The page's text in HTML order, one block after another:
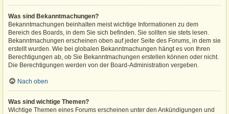
Was sind Bekanntmachungen?
Bekanntmachungen beinhalten meist wichtige Informationen zu dem
Bereich des Boards, in dem Sie sich befinden. Sie sollten sie stets lesen.
Bekanntmachungen erscheinen oben auf jeder Seite des Forums, in dem sie
erstellt wurden. Wie bei globalen Bekanntmachungen hängt es von Ihren
Berechtigungen ab, ob Sie Bekanntmachungen erstellen können oder nicht.
Die Berechtigungen werden von der Board-Administration vergeben.
Nach oben
Was sind wichtige Themen?
Wichtige Themen eines Forums erscheinen unter den Ankündigungen und